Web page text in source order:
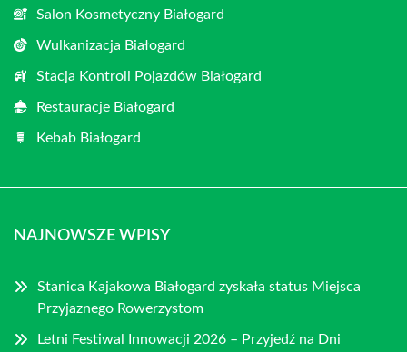
Salon Kosmetyczny Białogard
Wulkanizacja Białogard
Stacja Kontroli Pojazdów Białogard
Restauracje Białogard
Kebab Białogard
NAJNOWSZE WPISY
Stanica Kajakowa Białogard zyskała status Miejsca
Przyjaznego Rowerzystom
Letni Festiwal Innowacji 2026 – Przyjedź na Dni